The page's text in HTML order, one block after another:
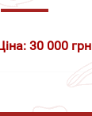
30 000 грн